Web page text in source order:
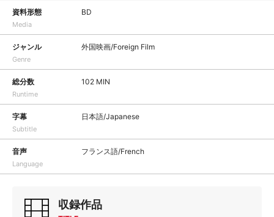
資料形態
Media
BD
ジャンル
Genre
外国映画/Foreign Film
総分数
Runtime
102 MIN
字幕
Subtitle
日本語/Japanese
音声
Language
フランス語/French
収録作品